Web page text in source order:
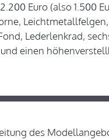
Euro (also 1.500
Lederlenkrad,
einen
des